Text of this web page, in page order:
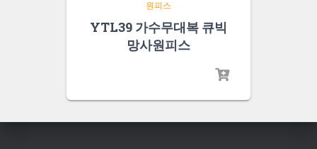
원피스
YTL39 가수무대복 큐빅
망사원피스